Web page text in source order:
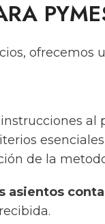
ofrecemos
al
de la
asientos